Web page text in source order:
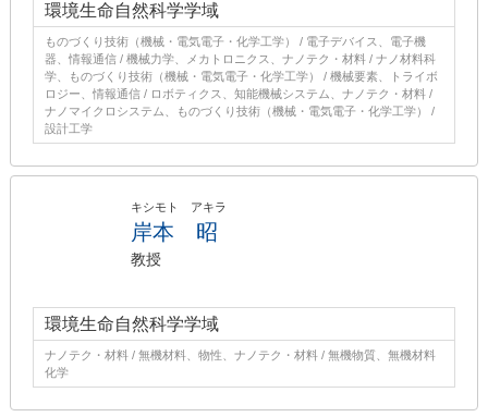
環境生命自然科学学域
ものづくり技術（機械・電気電子・化学工学） / 電子デバイス、電子機
器、情報通信 / 機械力学、メカトロニクス、ナノテク・材料 / ナノ材料科
学、ものづくり技術（機械・電気電子・化学工学） / 機械要素、トライボ
ロジー、情報通信 / ロボティクス、知能機械システム、ナノテク・材料 /
ナノマイクロシステム、ものづくり技術（機械・電気電子・化学工学） /
設計工学
キシモト アキラ
岸本 昭
教授
環境生命自然科学学域
ナノテク・材料 / 無機材料、物性、ナノテク・材料 / 無機物質、無機材料
化学